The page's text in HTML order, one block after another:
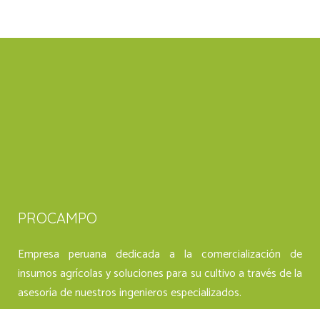
PROCAMPO
Empresa peruana dedicada a la comercialización de
insumos agrícolas y soluciones para su cultivo a través de la
asesoría de nuestros ingenieros especializados.